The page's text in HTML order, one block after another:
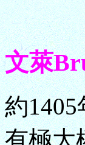
文萊
約
有極大